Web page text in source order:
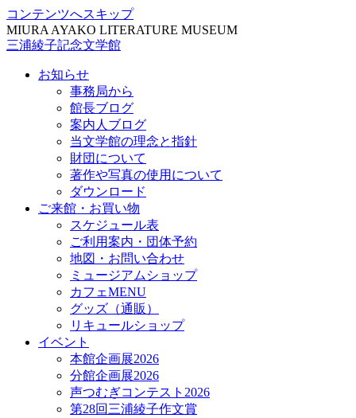
コンテンツへスキップ
MIURA AYAKO LITERATURE MUSEUM
三浦綾子記念文学館
お知らせ
事務局から
館長ブログ
案内人ブログ
当文学館の理念と指針
財団について
著作や写真の使用について
ダウンロード
ご来館・お買い物
スケジュール表
ご利用案内・団体予約
地図・お問い合わせ
ミュージアムショップ
カフェMENU
グッズ（通販）
リキュールショップ
イベント
本館企画展2026
分館企画展2026
声つむぎコンテスト2026
第28回三浦綾子作文賞